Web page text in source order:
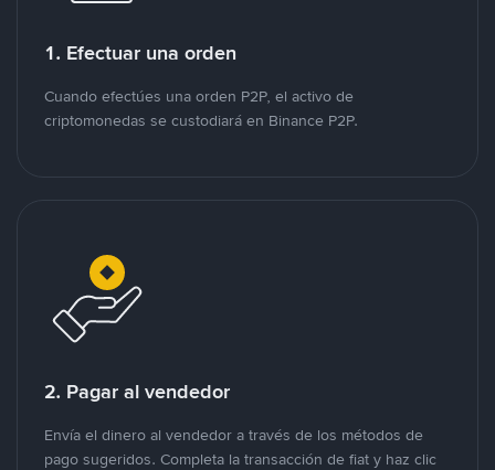
1. Efectuar una orden
Cuando efectúes una orden P2P, el activo de
criptomonedas se custodiará en Binance P2P.
2. Pagar al vendedor
Envía el dinero al vendedor a través de los métodos de
pago sugeridos. Completa la transacción de fiat y haz clic